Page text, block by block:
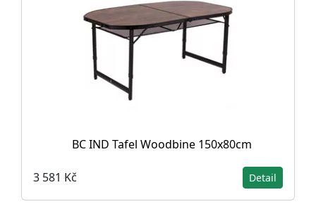
BC IND Tafel Woodbine 150x80cm
3 581 Kč Detail